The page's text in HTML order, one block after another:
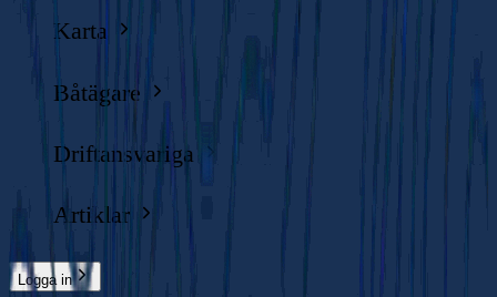
Karta
Båtägare
Driftansvariga
Artiklar
Logga in